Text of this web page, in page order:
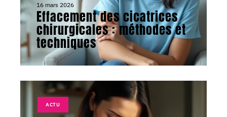
16 mars 2026
Effacement des cicatrices
chirurgicales : méthodes et
techniques
ACTU